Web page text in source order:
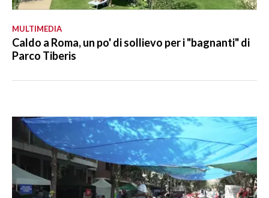
MULTIMEDIA
Caldo a Roma, un po' di sollievo per i "bagnanti" di
Parco Tiberis